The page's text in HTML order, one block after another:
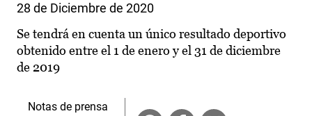
28 de Diciembre de 2020
Se tendrá en cuenta un único resultado deportivo
obtenido entre el 1 de enero y el 31 de diciembre
de 2019
Notas de prensa